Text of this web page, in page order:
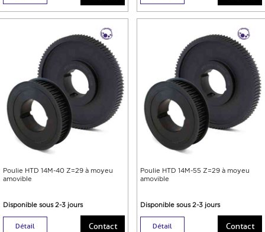
Poulie HTD 14M-40 Z=29 à moyeu
amovible
Disponible sous 2-3 jours
Détail Contact
Poulie HTD 14M-55 Z=29 à moyeu
amovible
Disponible sous 2-3 jours
Détail Contact